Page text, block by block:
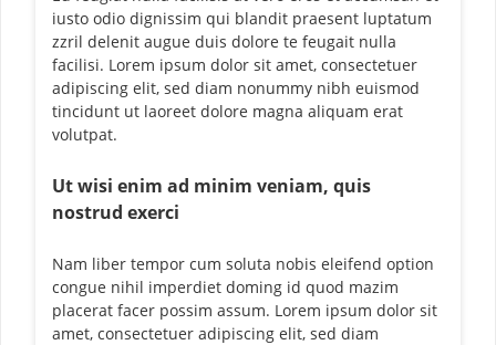
iusto odio dignissim qui blandit praesent luptatum
zzril delenit augue duis dolore te feugait nulla
facilisi. Lorem ipsum dolor sit amet, consectetuer
adipiscing elit, sed diam nonummy nibh euismod
tincidunt ut laoreet dolore magna aliquam erat
volutpat.
Ut wisi enim ad minim veniam, quis
nostrud exerci
Nam liber tempor cum soluta nobis eleifend option
congue nihil imperdiet doming id quod mazim
placerat facer possim assum. Lorem ipsum dolor sit
amet, consectetuer adipiscing elit, sed diam